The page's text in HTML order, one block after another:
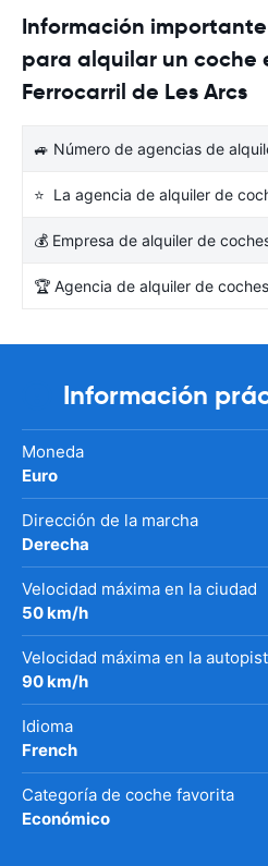
Información
para alquilar un coche
Ferrocarril de Les Arcs
🚙 Número de agencias de
⭐ La agencia de alquiler de
💰 Empresa de alquiler de
🏆 Agencia de alquiler de
Información
Moneda
Euro
Dirección de la marcha
Derecha
Velocidad máxima en la ciudad
50 km/h
Velocidad máxima en la
90 km/h
Idioma
French
Categoría de coche favorita
Económico